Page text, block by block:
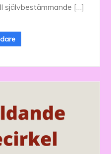
självbestämmande […]